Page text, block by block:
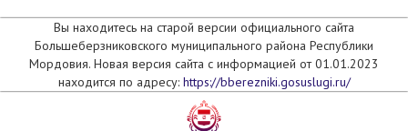
Вы находитесь на старой версии официального сайта
Большеберзниковского муниципального района Республики
Мордовия. Новая версия сайта с информацией от 01.01.2023
находится по адресу: https://bberezniki.gosuslugi.ru/